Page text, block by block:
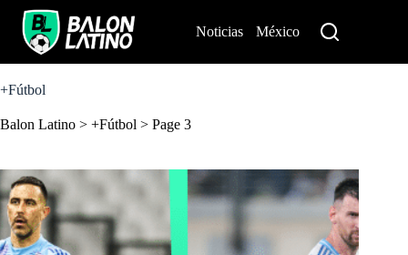
o
o
e
n
t
Noticias México
+Fútbol
Balon Latino > +Fútbol > Page 3